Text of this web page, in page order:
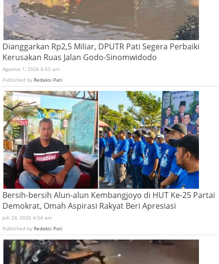
Dianggarkan Rp2,5 Miliar, DPUTR Pati Segera Perbaiki
Kerusakan Ruas Jalan Godo-Sinomwidodo
Agustus 1, 2026 6:53 am
Published by Redaksi Pati
Bersih-bersih Alun-alun Kembangjoyo di HUT Ke-25 Partai
Demokrat, Omah Aspirasi Rakyat Beri Apresiasi
Juli 24, 2026 4:54 am
Published by Redaksi Pati